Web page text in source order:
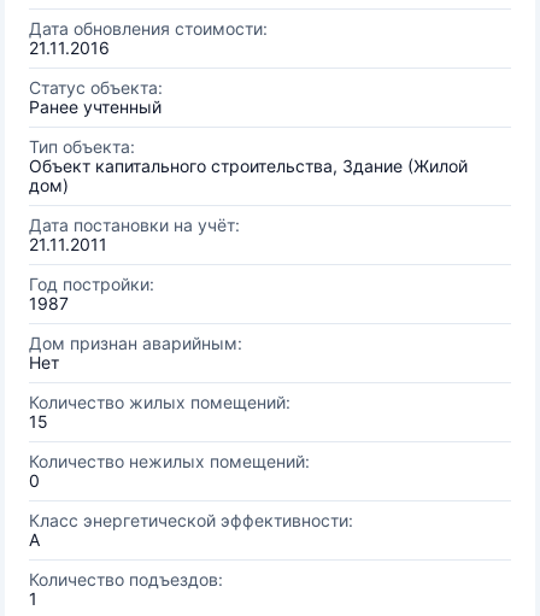
Дата обновления стоимости:
21.11.2016
Статус объекта:
Ранее учтенный
Тип объекта:
Объект капитального строительства, Здание (Жилой
дом)
Дата постановки на учёт:
21.11.2011
Год постройки:
1987
Дом признан аварийным:
Нет
Количество жилых помещений:
15
Количество нежилых помещений:
0
Класс энергетической эффективности:
A
Количество подъездов:
1